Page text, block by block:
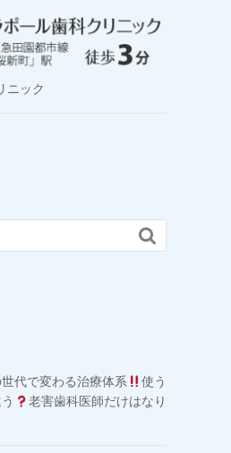
ニック

代で変わる治療体系
使う
老害歯科医師だけはなり